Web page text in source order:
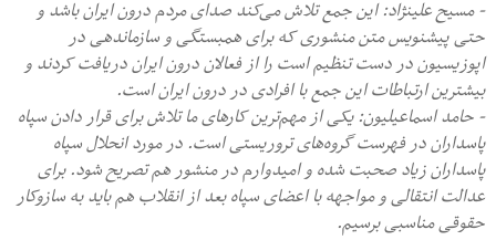
- مسیح علینژاد: این جمع تلاش می‌کند صدای مردم درون ایران باشد و
حتی پیشنویس متن منشوری که برای همبستگی و سازماندهی در
اپوزیسیون در دست تنظیم است را از فعالان درون ایران دریافت کردند و
بیشترین ارتباطات این جمع با افرادی در درون ایران است.
- حامد اسماعیلیون: یکی از مهم‌ترین کارهای ما تلاش برای قرار دادن سپاه
پاسداران در فهرست گروه‌های تروریستی است. در مورد انحلال سپاه
پاسداران زیاد صحبت شده و امیدوارم در منشور هم تصریح شود. برای
عدالت انتقالی و مواجهه با اعضای سپاه بعد از انقلاب هم باید به سازوکار
حقوقی مناسبی برسیم.